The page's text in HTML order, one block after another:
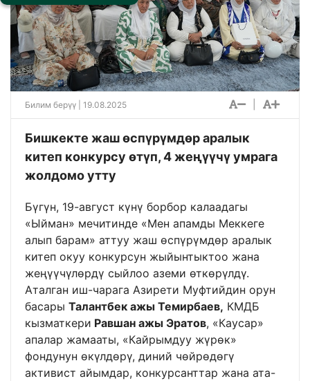
Билим берүү | 19.08.2025
Бишкекте жаш өспүрүмдөр аралык
китеп конкурсу өтүп, 4 жеңүүчү умрага
жолдомо утту
Бүгүн, 19-август күнү борбор калаадагы
«Ыйман» мечитинде «Мен апамды Меккеге
алып барам» аттуу жаш өспүрүмдөр аралык
китеп окуу конкурсун жыйынтыктоо жана
жеңүүчүлөрдү сыйлоо аземи өткөрүлдү.
Аталган иш-чарага Азирети Муфтийдин орун
басары Талантбек ажы Темирбаев, КМДБ
кызматкери Равшан ажы Эратов, «Каусар»
апалар жамааты, «Кайрымдуу жүрөк»
фондунун өкүлдөрү, диний чөйрөдөгү
активист айымдар, конкурсанттар жана ата-